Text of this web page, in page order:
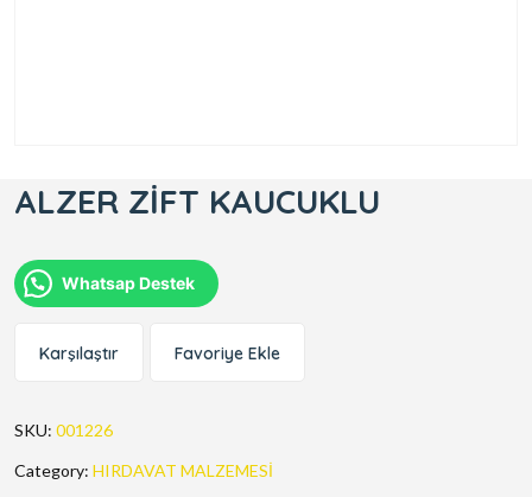
ALZER ZİFT KAUCUKLU
Whatsap Destek
Karşılaştır Favoriye Ekle
SKU: 001226
Category: HIRDAVAT MALZEMESİ